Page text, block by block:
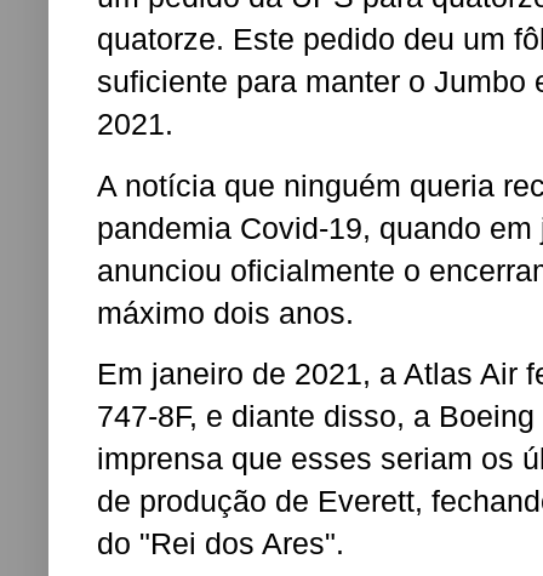
quatorze. Este pedido deu um
suficiente para manter o Jumbo
2021.
A notícia que ninguém queria
pandemia Covid-19, quando
anunciou oficialmente o
máximo dois anos.
Em janeiro de 2021, a Atlas Air
747-8F, e diante disso, a
imprensa que esses seriam os
de produção de Everett,
do "Rei dos Ares".